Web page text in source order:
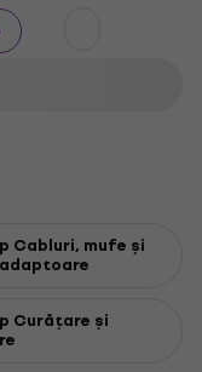
Cabluri, mufe și
Curățare și